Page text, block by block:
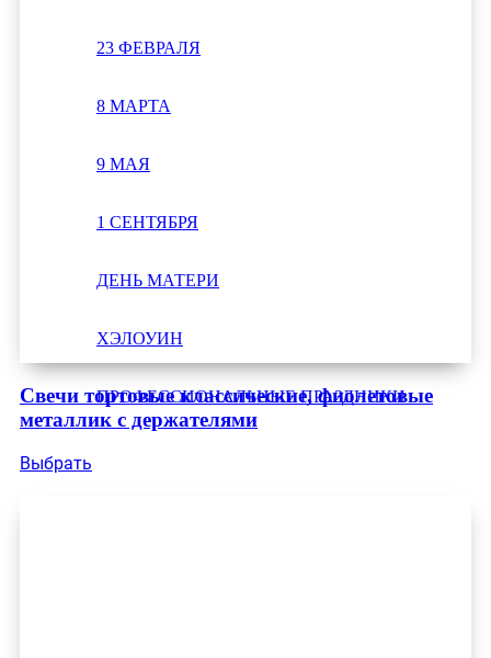
23 ФЕВРАЛЯ
8 МАРТА
9 МАЯ
1 СЕНТЯБРЯ
ДЕНЬ МАТЕРИ
ХЭЛОУИН
ПРОФЕССИОНАЛЬНЫЕ ПРАЗДНИКИ
Свечи тортовые классические, фиолетовые
металлик с держателями
Выбрать